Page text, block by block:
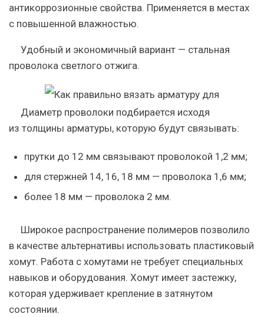
антикоррозионные свойства. Применяется в местах
с повышенной влажностью.
Удобный и экономичный вариант — стальная
проволока светлого отжига.
Диаметр проволоки подбирается исходя
из толщины арматуры, которую будут связывать:
прутки до 12 мм связывают проволокой 1,2 мм;
для стержней 14, 16, 18 мм — проволока 1,6 мм;
более 18 мм — проволока 2 мм.
Широкое распространение полимеров позволило
в качестве альтернативы использовать пластиковый
хомут. Работа с хомутами не требует специальных
навыков и оборудования. Хомут имеет застежку,
которая удерживает крепление в затянутом
состоянии.